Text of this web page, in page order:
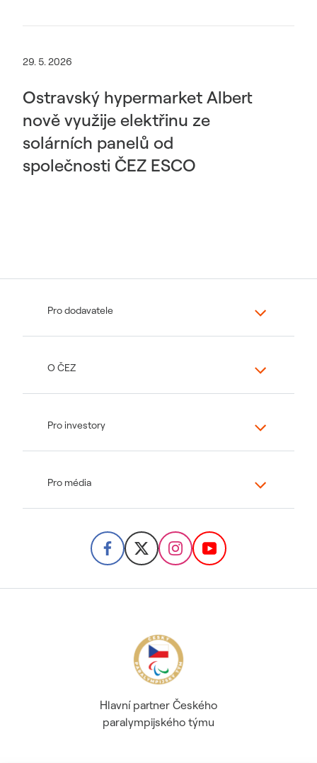
29. 5. 2026
Ostravský hypermarket Albert
nově využije elektřinu ze
solárních panelů od
společnosti ČEZ ESCO
Pro dodavatele
O ČEZ
Pro investory
Pro média
Hlavní partner Českého
paralympijského týmu